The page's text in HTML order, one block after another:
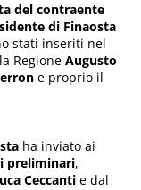
del contraente
di Finaosta
stati inseriti nel
RegioneAugusto
e proprio il
ha inviato ai
preliminari,
Ceccanti e dal